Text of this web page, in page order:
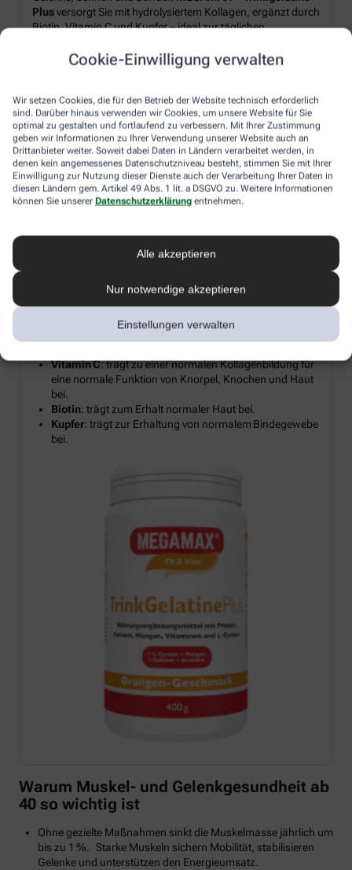
Cookie-Einwilligung verwalten
Wir setzen Cookies, die für den Betrieb der Website technisch erforderlich
sind. Darüber hinaus verwenden wir Cookies, um unsere Website für Sie
optimal zu gestalten und fortlaufend zu verbessern. Mit Ihrer Zustimmung
geben wir Informationen zu Ihrer Verwendung unserer Website auch an
Drittanbieter weiter. Soweit dabei Daten in Ländern verarbeitet werden, in
denen kein angemessenes Datenschutzniveau besteht, stimmen Sie mit Ihrer
Einwilligung zur Nutzung dieser Dienste auch der Verarbeitung Ihrer Daten in
diesen Ländern gem. Artikel 49 Abs. 1 lit. a DSGVO zu. Weitere Informationen
können Sie unserer Datenschutzerklärung entnehmen.
Alle akzeptieren
Nur notwendige akzeptieren
Einstellungen verwalten
Plusversorgt Sie mit hydrolysiertem Kollagen, ergänzt durch
Biotin, Vitamin C und Kupfer – ideal zur täglichen
Produkt‑Highlights:
Hydrolysiertes Kollagen plus Biotin, Vitamin C und Kupfer
Pulverform – leicht löslich, frischer Orangen-Geschmack
Schnell angerührt: morgens oder nach dem Sport
Ihr Genussmoment:
Rühren Sie 2× täglich je 10 g Pulver in Wasser ein – für einen
erfrischendes Getränk, unkompliziert und flexibel in den
*Zugelassene gesundheitsbezogene Aussagen gemäß
Vitamin C: trägt zu einer normalen Kollagenbildung für
eine normale Funktion von Knorpel, Knochen und Haut
bei.
Biotin: trägt zum Erhalt normaler Haut bei.
Kupfer: trägt zur Erhaltung von normalem Bindegewebe
bei.
Warum Muskel- und Gelenkgesundheit ab
40 so wichtig ist
Ohne gezielte Maßnahmen sinkt die Muskelmasse jährlich um
bis zu 1 %. Starke Muskeln sichern Mobilität, stabilisieren
Gelenke und unterstützen den Energieumsatz.